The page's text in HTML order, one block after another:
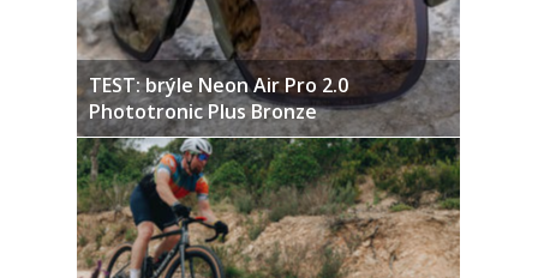
TEST: brýle Neon Air Pro 2.0
Phototronic Plus Bronze